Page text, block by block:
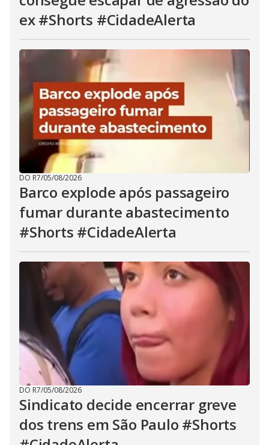
ex #Shorts #CidadeAlerta
DO R7/05/08/2026
Barco explode após passageiro
fumar durante abastecimento
#Shorts #CidadeAlerta
DO R7/05/08/2026
Sindicato decide encerrar greve
dos trens em São Paulo #Shorts